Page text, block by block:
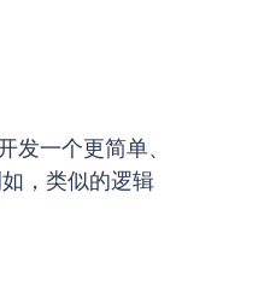
一个更简单、
，类似的逻辑